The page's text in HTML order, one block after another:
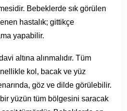
Bebeklerde sık görülen
hastalık; gittikçe
yapabilir.
altına alınmalıdır. Tüm
kol, bacak ve yüz
göz ve dilde görülebilir.
yüzün tüm bölgesini saracak